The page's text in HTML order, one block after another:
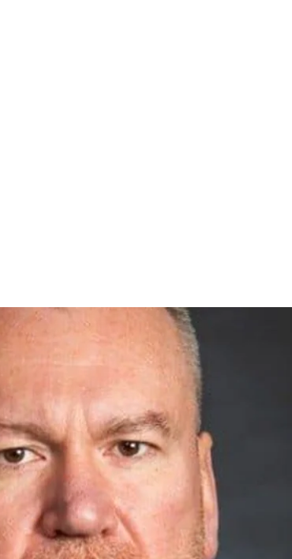
ОВА Валентин Резніченко
обшуки в очільника
кримінальної справи, пов’язаної
у правоохоронних органах.
проводять слідчі дії у
у Департаменті житлово-
доріг та низці інших
компанії «Будінвест